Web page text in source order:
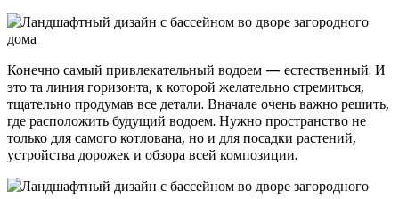
Конечно самый привлекательный водоем — естественный. И
это та линия горизонта, к которой желательно стремиться,
тщательно продумав все детали. Вначале очень важно решить,
где расположить будущий водоем. Нужно пространство не
только для самого котлована, но и для посадки растений,
устройства дорожек и обзора всей композиции.